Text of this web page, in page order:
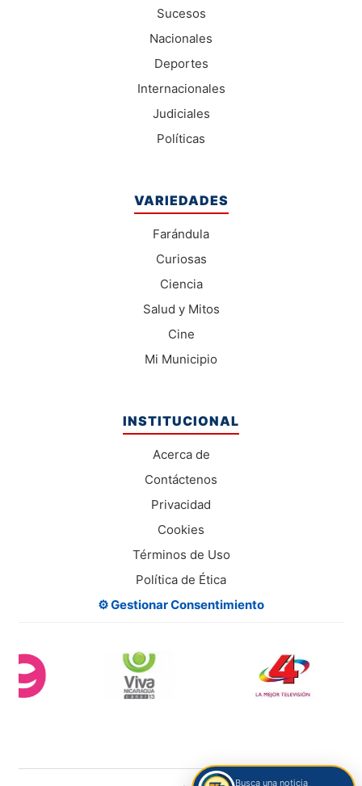
Busca una noticia
Sucesos
Nacionales
Deportes
Internacionales
Judiciales
Políticas
VARIEDADES
Farándula
Curiosas
Ciencia
Salud y Mitos
Cine
Mi Municipio
INSTITUCIONAL
Acerca de
Contáctenos
Privacidad
Cookies
Términos de Uso
Política de Ética
⚙️ Gestionar Consentimiento